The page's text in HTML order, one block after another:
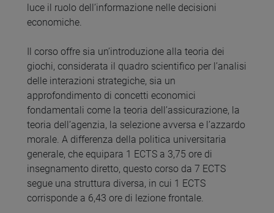
luce il ruolo dell’informazione nelle decisioni
economiche.
Il corso offre sia un’introduzione alla teoria dei
giochi, considerata il quadro scientifico per l’analisi
delle interazioni strategiche, sia un
approfondimento di concetti economici
fondamentali come la teoria dell’assicurazione, la
teoria dell’agenzia, la selezione avversa e l’azzardo
morale. A differenza della politica universitaria
generale, che equipara 1 ECTS a 3,75 ore di
insegnamento diretto, questo corso da 7 ECTS
segue una struttura diversa, in cui 1 ECTS
corrisponde a 6,43 ore di lezione frontale.